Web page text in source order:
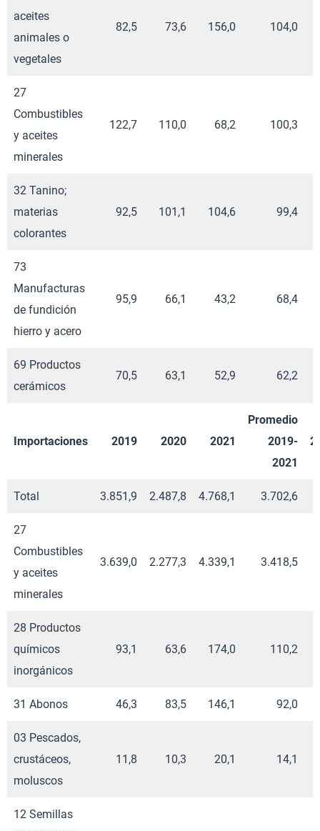
aceites
animales o
vegetales
82,5 73,6 156,0 104,0
27
Combustibles
y aceites
minerales
122,7 110,0 68,2 100,3
32 Tanino;
materias
colorantes
92,5 101,1 104,6 99,4
73
Manufacturas
de fundición
hierro y acero
95,9 66,1 43,2 68,4
69 Productos
cerámicos
70,5 63,1 52,9 62,2
Importaciones 2019 2020 2021
Promedio
2019-
2021
Total 3.851,9 2.487,8 4.768,1 3.702,6
27
Combustibles
y aceites
minerales
3.639,0 2.277,3 4.339,1 3.418,5
28 Productos
químicos
inorgánicos
93,1 63,6 174,0 110,2
31 Abonos 46,3 83,5 146,1 92,0
03 Pescados,
crustáceos,
moluscos
11,8 10,3 20,1 14,1
12 Semillas